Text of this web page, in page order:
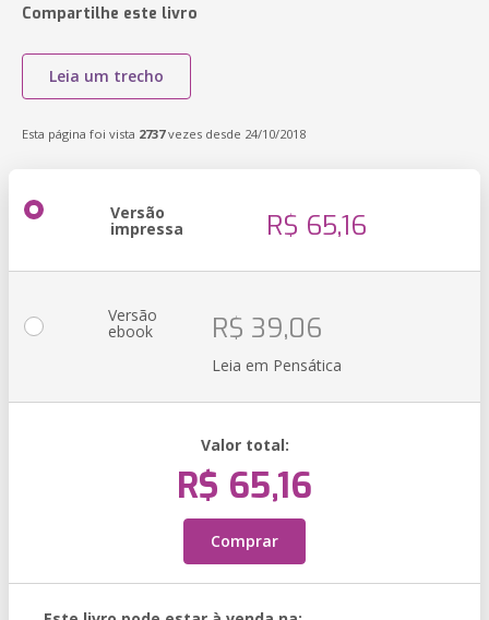
Compartilhe este livro
Leia um trecho
Esta página foi vista 2737vezes desde 24/10/2018
Versão
impressa R$ 65,16
Versão
ebook R$ 39,06
Leia em Pensática
Valor total:
R$ 65,16
Comprar